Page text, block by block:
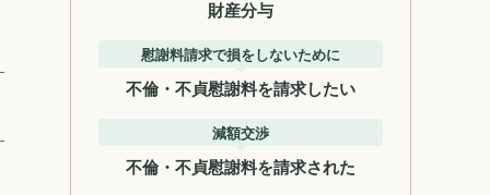
財産分与
慰謝料請求で損をしないために
不倫・不貞慰謝料を請求したい
減額交渉
不倫・不貞慰謝料を請求された